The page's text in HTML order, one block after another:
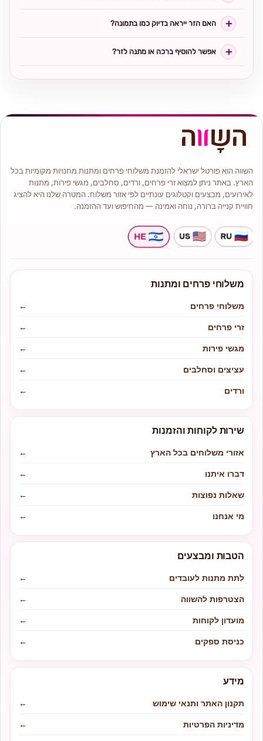
האם הזר ייראה בדיוק כמו בתמונה?
אפשר להוסיף ברכה או מתנה לזר?
השווה הוא פורטל ישראלי להזמנת משלוחי פרחים ומתנות מחנויות מקומיות בכל
הארץ. באתר ניתן למצוא זרי פרחים, ורדים, סחלבים, מגשי פירות, מתנות
לאירועים, מבצעים וקטלוגים עונתיים לפי אזור משלוח. המטרה שלנו היא להציג
חוויית קנייה ברורה, נוחה ואמינה — מהחיפוש ועד ההזמנה.
משלוחי פרחים ומתנות
משלוחי פרחים
←
זרי פרחים
←
מגשי פירות
←
עציצים וסחלבים
←
ורדים
←
שירות לקוחות והזמנות
אזורי משלוחים בכל הארץ
←
דברו איתנו
←
שאלות נפוצות
←
מי אנחנו
←
הטבות ומבצעים
לתת מתנות לעובדים
←
הצטרפות להשווה
←
מועדון לקוחות
←
כניסת ספקים
←
מידע
תקנון האתר ותנאי שימוש
←
מדיניות הפרטיות
←